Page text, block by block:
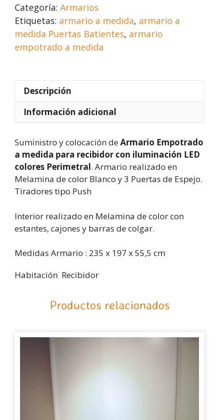
Categoría: Armarios
Etiquetas: armario a medida, armario a
medida Puertas Batientes, armario
empotrado a medida
Descripción
Información adicional
Suministro y colocación deArmario Empotrado
a medida para recibidor con iluminación LED
colores Perimetral. Armario realizado en
Melamina de color Blanco y 3 Puertas de Espejo.
Tiradores tipo Push
Interior realizado en Melamina de color con
estantes, cajones y barras de colgar.
Medidas Armario : 235 x 197 x 55,5 cm
Habitación Recibidor
Productos relacionados